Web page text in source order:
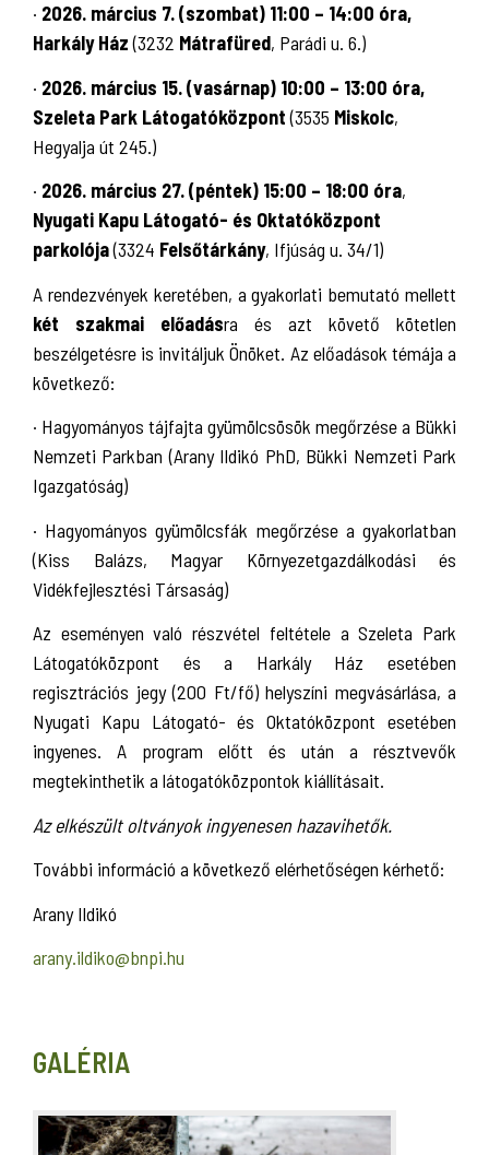
· 2026. március 7. (szombat) 11:00 – 14:00 óra,
Harkály Ház(3232 Mátrafüred, Parádi u. 6.)
· 2026. március 15. (vasárnap) 10:00 – 13:00 óra,
Szeleta Park Látogatóközpont(3535 Miskolc,
Hegyalja út 245.)
· 2026. március 27. (péntek) 15:00 – 18:00 óra,
Nyugati Kapu Látogató- és Oktatóközpont
parkolója(3324 Felsőtárkány, Ifjúság u. 34/1)
A rendezvények keretében, a gyakorlati bemutató mellett
két szakmai előadásra és azt követő kötetlen
beszélgetésre is invitáljuk Önöket. Az előadások témája a
következő:
· Hagyományos tájfajta gyümölcsösök megőrzése a Bükki
Nemzeti Parkban (Arany Ildikó PhD, Bükki Nemzeti Park
Igazgatóság)
· Hagyományos gyümölcsfák megőrzése a gyakorlatban
(Kiss Balázs, Magyar Környezetgazdálkodási és
Vidékfejlesztési Társaság)
Az eseményen való részvétel feltétele a Szeleta Park
Látogatóközpont és a Harkály Ház esetében
regisztrációs jegy (200 Ft/fő) helyszíni megvásárlása, a
Nyugati Kapu Látogató- és Oktatóközpont esetében
ingyenes. A program előtt és után a résztvevők
megtekinthetik a látogatóközpontok kiállításait.
Az elkészült oltványok ingyenesen hazavihetők.
További információ a következő elérhetőségen kérhető:
Arany Ildikó
arany.ildiko@bnpi.hu
GALÉRIA